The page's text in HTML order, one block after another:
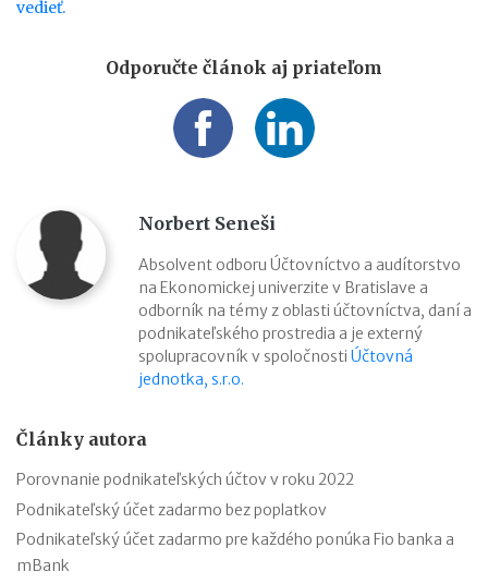
vedieť.
Odporučte článok aj priateľom
Norbert Seneši
Absolvent odboru Účtovníctvo a audítorstvo
na Ekonomickej univerzite v Bratislave a
odborník na témy z oblasti účtovníctva, daní a
podnikateľského prostredia a je externý
spolupracovník v spoločnosti Účtovná
jednotka, s.r.o.
Články autora
Porovnanie podnikateľských účtov v roku 2022
Podnikateľský účet zadarmo bez poplatkov
Podnikateľský účet zadarmo pre každého ponúka Fio banka a
mBank